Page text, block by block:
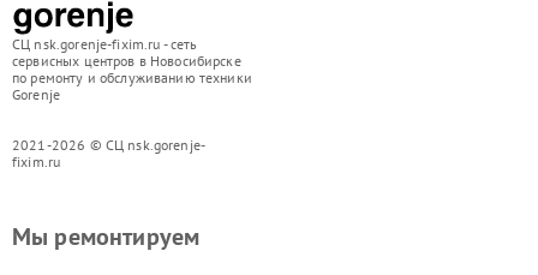
СЦ nsk.gorenje-fixim.ru - сеть
сервисных центров в Новосибирске
по ремонту и обслуживанию техники
Gorenje
2021-2026 © СЦ nsk.gorenje-
fixim.ru
Мы ремонтируем